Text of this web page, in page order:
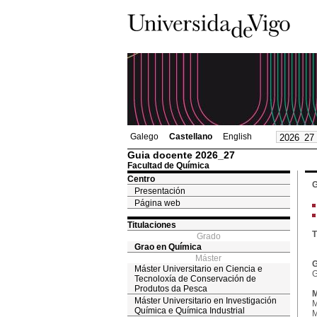
Galego Castellano English
Guia docente 2026_27
Facultad de Química
Centro
Presentación
Página web
Titulaciones
Grado
Grao en Química
Máster
Máster Universitario en Ciencia e
Tecnoloxía de Conservación de
Produtos da Pesca
Máster Universitario en Investigación
Química e Química Industrial